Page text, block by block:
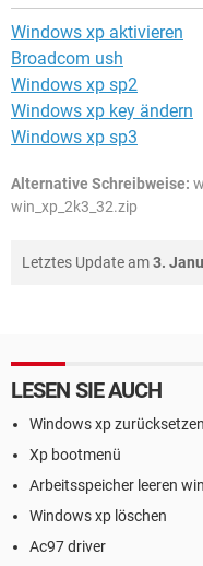
Windows xp aktivieren
Broadcom ush
Windows xp sp2
Windows xp key ändern
Windows xp sp3
Alternative Schreibweise:
win_xp_2k3_32.zip
Letztes Update am3.
LESEN SIE AUCH
Windows xp zurücksetzen
Xp bootmenü
Arbeitsspeicher leeren
Windows xp löschen
Ac97 driver